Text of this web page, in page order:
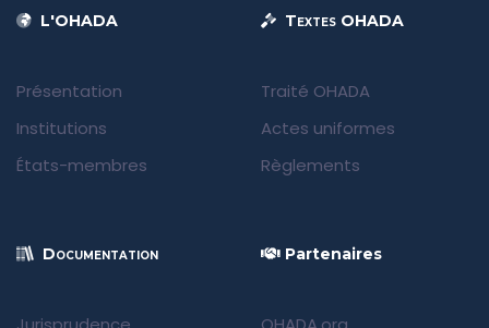
L'OHADA
Présentation
Institutions
États-membres
Textes OHADA
Traité OHADA
Actes uniformes
Règlements
Documentation Partenaires